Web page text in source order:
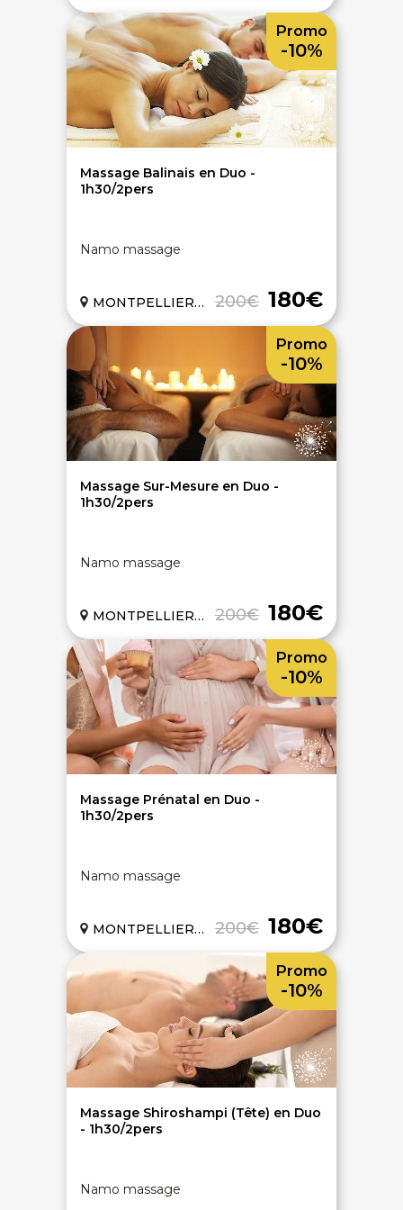
Massage Balinais en Duo -
1h30/2pers
Namo massage
200€ 180€
MONTPELLIER (34)
Promo
-10%
Massage Sur-Mesure en Duo -
1h30/2pers
Namo massage
200€ 180€
MONTPELLIER (34)
Promo
-10%
Massage Prénatal en Duo -
1h30/2pers
Namo massage
200€ 180€
MONTPELLIER (34)
Promo
-10%
Massage Shiroshampi (Tête) en Duo
- 1h30/2pers
Namo massage
Promo
-10%